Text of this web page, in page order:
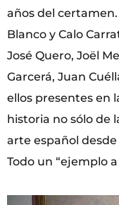
años del
Blanco y Calo
José Quero, Joël
Garcerá, Juan
ellos presentes en
historia no sólo de
arte español
Todo un “ejemplo